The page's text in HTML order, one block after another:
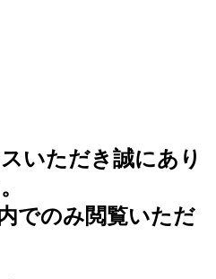
いただき誠にあり
でのみ閲覧いただ